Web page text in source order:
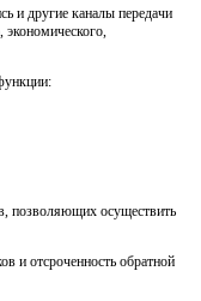
и другие каналы передачи
экономического,
позволяющих осуществить
и отсроченность обратной